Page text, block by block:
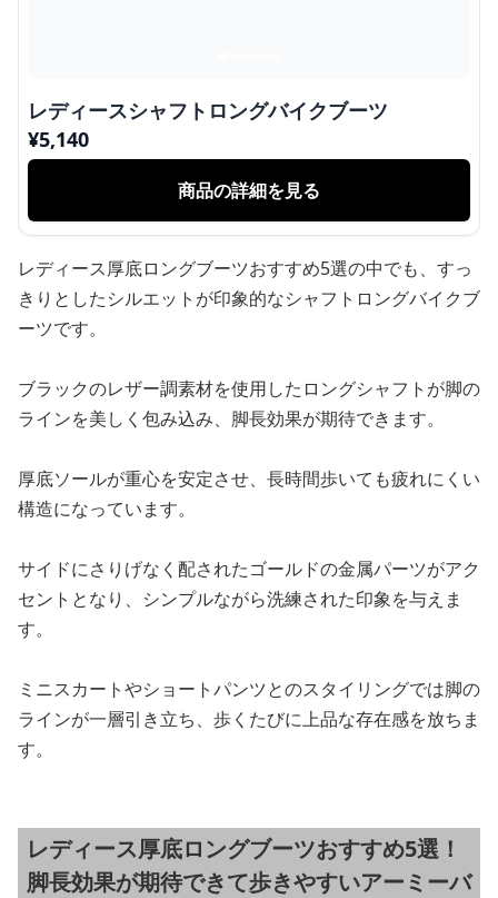
レディースシャフトロングバイクブーツ
¥5,140
商品の詳細を見る
レディース厚底ロングブーツおすすめ5選の中でも、すっ
きりとしたシルエットが印象的なシャフトロングバイクブ
ーツです。
ブラックのレザー調素材を使用したロングシャフトが脚の
ラインを美しく包み込み、脚長効果が期待できます。
厚底ソールが重心を安定させ、長時間歩いても疲れにくい
構造になっています。
サイドにさりげなく配されたゴールドの金属パーツがアク
セントとなり、シンプルながら洗練された印象を与えま
す。
ミニスカートやショートパンツとのスタイリングでは脚の
ラインが一層引き立ち、歩くたびに上品な存在感を放ちま
す。
レディース厚底ロングブーツおすすめ5選！
脚長効果が期待できて歩きやすいアーミーバ